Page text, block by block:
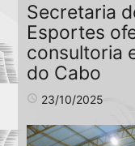
Secretaria
Esportes
consultoria
do Cabo
access_time 23/10/2025